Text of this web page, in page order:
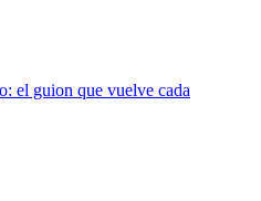
el guion que vuelve cada